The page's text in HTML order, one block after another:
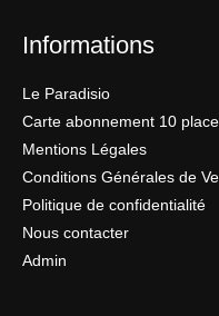
Informations
Le Paradisio
Carte abonnement 10
Mentions Légales
Conditions Générales de
Politique de confidentialité
Nous contacter
Admin